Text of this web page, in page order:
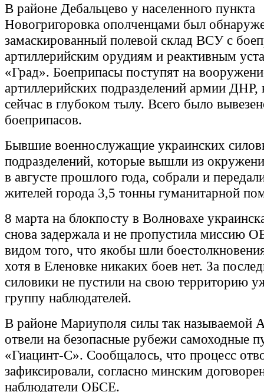
В районе Дебальцево у населенного пункта
Новогригоровка ополченцами был
замаскированный полевой склад ВСУ с
артиллерийским орудиям и реактивным
«Град». Боеприпасы поступят на
артиллерийских подразделений армии ДНР,
сейчас в глубоком тылу. Всего было
боеприпасов.
Бывшие военнослужащие украинских
подразделений, которые вышли из
в августе прошлого года, собрали и
жителей города 3,5 тонны гуманитарной
8 марта на блокпосту в Волновахе
снова задержала и не пропустила миссию
видом того, что якобы шли
хотя в Еленовке никаких боев нет. За
силовики не пустили на свою территорию
группу наблюдателей.
В районе Мариуполя силы так называемой
отвели на безопасные рубежи самоходные
«Гиацинт-С». Сообщалось, что процесс
зафиксировали, согласно минским
наблюдатели ОБСЕ.